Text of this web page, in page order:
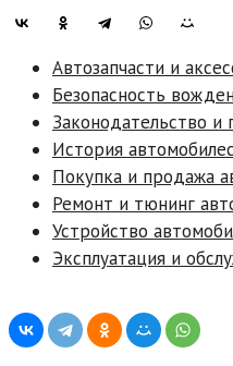
Автозапчасти и
Безопасность
Законодательство
История
Покупка и продажа
Ремонт и тюнинг
Устройство
Эксплуатация и